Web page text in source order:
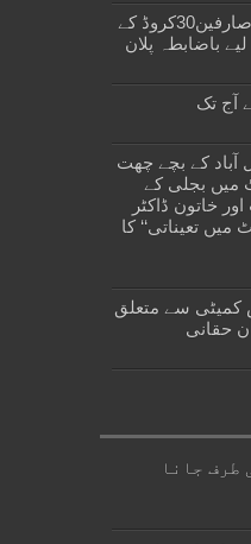
گلگت بلتستان، بجلی صارفین30کروڈ کے
باضابطہ پلان
آج تک
آباد کے بچے چھت
میں بجلی کے
خاتون ڈاکٹر
تعیناتی‘‘ کا
کمیٹی سے متعلق
حقانی
طرف جانا